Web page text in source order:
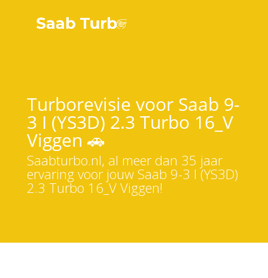
Turborevisie voor Saab 9-
3 I (YS3D) 2.3 Turbo 16_V
Viggen 🚗
Saabturbo.nl, al meer dan 35 jaar
ervaring voor jouw Saab 9-3 I (YS3D)
2.3 Turbo 16_V Viggen!